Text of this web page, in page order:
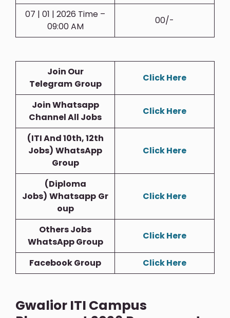
07 | 01 | 2026 Time –
09:00 AM
00/-
Join Our
Telegram Group
Click Here
Join Whatsapp
Channel All Jobs
Click Here
(ITI And 10th, 12th
Jobs) WhatsApp
Group
Click Here
(Diploma
Jobs) Whatsapp Gr
Oup
Click Here
Others Jobs
WhatsApp Group
Click Here
Facebook Group Click Here
Gwalior ITI Campus